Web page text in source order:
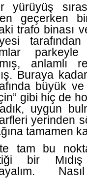
yürüyüş
geçerken
trafo binası
anlamlı
Buraya
büyük ve
gibi hiç de
uygun
yerinden
tamamen
tam bu
bir